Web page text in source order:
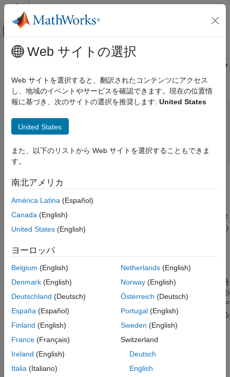
コンテンツへスキップ
オフキャンバス ナビゲーション メ
ドキュメンテーションのホーム
DSP System Toolbox
固定小数点設計
項目一覧
DM、LDM、CVSD、ADPCM とは
Simulink の符号化手法の比較
参照
参考
メインコンテンツ
LDM、CVSD、および ADPCM の比
較
DSP System Toolbox
符号化の手法を比較します。
DM、LDM、CVSD、ADPCM とは
デルタ変調 (DM) とは、差分波形の量子化に基づくアナログ デジ
タル符号化手法です。各 DM エンコーダーの中核となるのは次の
これは、コーディングされる入力信号
とデコードされた信号
の前のサンプル
の差です。この誤差信号の符号
は、差分量子化データ ストリームの作成に使用されます。このデ
ータ ストリームは、データ圧縮と低いデータ伝送速度を実現する
ために、受信側の一致したデコーダーでデコードできる低ビット
率信号です。
この例では、線形デルタ変調 (LDM)、継続変数傾きデルタ変調
(CVSD)、および適応的差分パルス符号変調 (ADPCM) という 3
Web サイトの選択
Web サイトを選択すると、翻訳されたコンテンツにアクセス
し、地域のイベントやサービスを確認できます。現在の位置情
報に基づき、次のサイトの選択を推奨します: United States
United States
また、以下のリストから Web サイトを選択することもできま
す。
南北アメリカ
América Latina (Español)
Canada (English)
United States (English)
ヨーロッパ
Belgium (English)
Denmark (English)
Deutschland (Deutsch)
España (Español)
Finland (English)
France (Français)
Ireland (English)
Italia (Italiano)
Netherlands(English)
Norway(English)
Österreich (Deutsch)
Portugal(English)
Sweden (English)
Switzerland
Deutsch
English